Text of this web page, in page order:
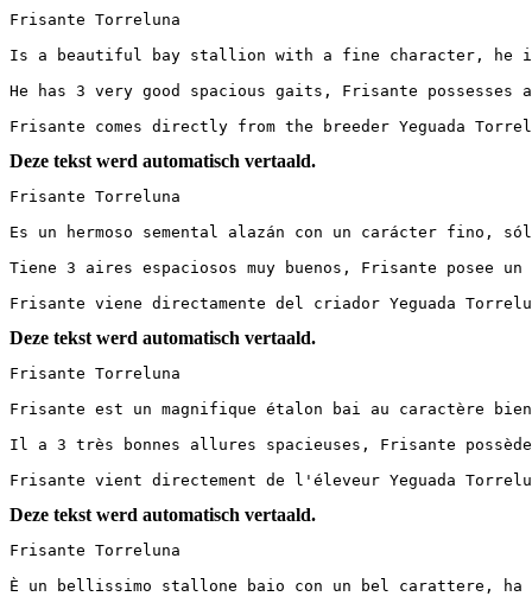
Frisante Torreluna
Is a beautiful bay stallion with a fine character, he is
He has 3 very good spacious gaits, Frisante
Frisante comes directly from the breeder Yeguada
Deze tekst werd automatisch vertaald.
Frisante Torreluna
Es un hermoso semental alazán con un carácter fino,
Tiene 3 aires espaciosos muy buenos, Frisante posee
Frisante viene directamente del criador Yeguada
Deze tekst werd automatisch vertaald.
Frisante Torreluna
Frisante est un magnifique étalon bai au caractère
Il a 3 très bonnes allures spacieuses, Frisante
Frisante vient directement de l'éleveur Yeguada
Deze tekst werd automatisch vertaald.
Frisante Torreluna
È un bellissimo stallone baio con un bel carattere,